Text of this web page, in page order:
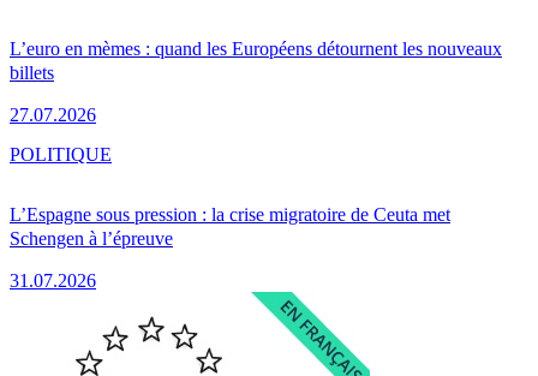
L’euro en mèmes : quand les Européens détournent les nouveaux
billets
27.07.2026
L’Espagne sous pression : la crise migratoire de Ceuta met
Schengen à l’épreuve
31.07.2026
POLITIQUE